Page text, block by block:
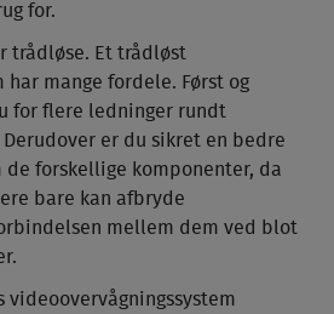
for.
trådløse. Et trådløst
har mange fordele. Først og
for flere ledninger rundt
er du sikret en bedre
forskellige komponenter, da
bare kan afbryde
mellem dem ved blot
videoovervågningssystem